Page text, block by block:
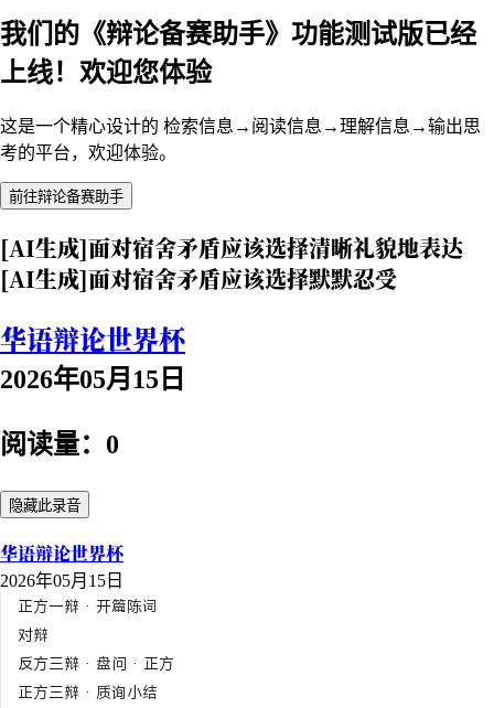
我们的《辩论备赛助手》功能测试版已经
上线！欢迎您体验
这是一个精心设计的 检索信息→阅读信息→理解信息→输出思
考的平台，欢迎体验。
前往辩论备赛助手
[AI生成]面对宿舍矛盾应该选择清晰礼貌地表达
[AI生成]面对宿舍矛盾应该选择默默忍受
华语辩论世界杯
2026年05月15日
阅读量：0
隐藏此录音
华语辩论世界杯
2026年05月15日
正方一辩 · 开篇陈词
对辩
反方三辩 · 盘问 · 正方
正方三辩 · 质询小结